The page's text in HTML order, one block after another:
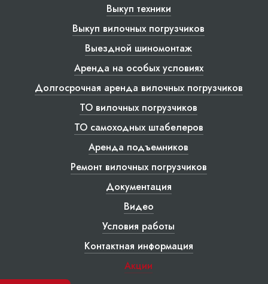
Выкуп техники
Выкуп вилочных погрузчиков
Выездной шиномонтаж
Аренда на особых условиях
Долгосрочная аренда вилочных погрузчиков
ТО вилочных погрузчиков
ТО самоходных штабелеров
Аренда подъемников
Ремонт вилочных погрузчиков
Документация
Видео
Условия работы
Контактная информация
Акции